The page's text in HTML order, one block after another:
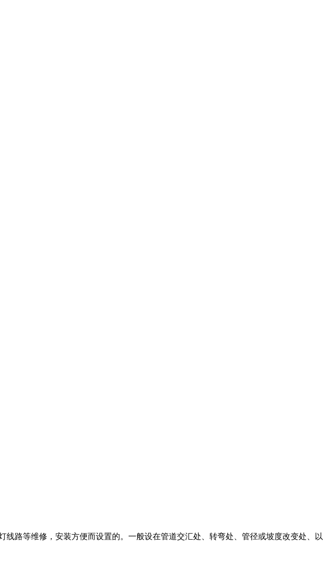
路等维修，安装方便而设置的。一般设在管道交汇处、转弯处、管径或坡度改变处、以